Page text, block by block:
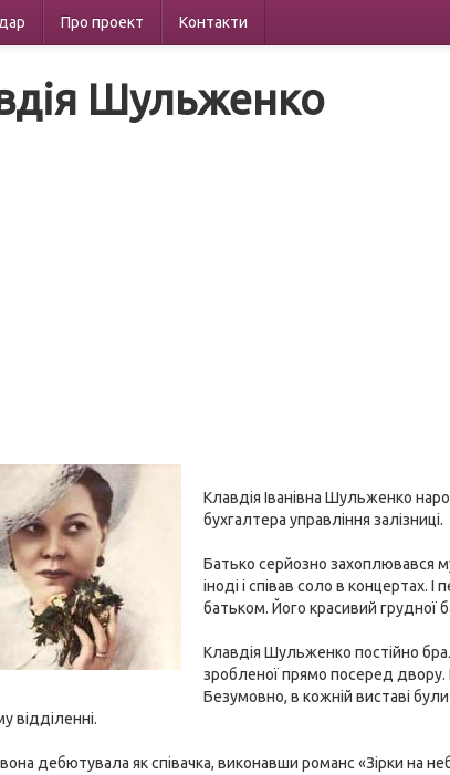
Про проект Контакти
Шульженко
Клавдія Іванівна Шульженко
бухгалтера управління залізниці.
Батько серйозно захоплювався
іноді і співав соло в
батьком. Його красивий грудної
Клавдія Шульженко постійно
зробленої прямо посеред двору.
Безумовно, в кожній виставі були
відділенні.
дебютувала як співачка, виконавши романс «Зірки на